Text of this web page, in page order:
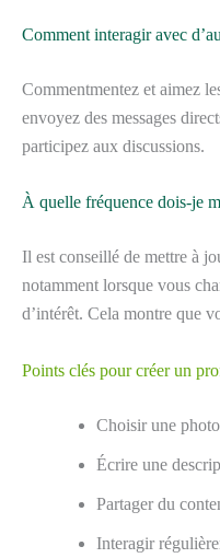
Comment interagir avec
Commentmentez et aimez
envoyez des messages
participez aux discussions.
À quelle fréquence dois-je
Il est conseillé de mettre à
notamment lorsque vous
d’intérêt. Cela montre que
Points clés pour créer un
Choisir une
Écrire une
Partager du
Interagir